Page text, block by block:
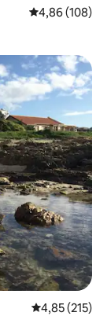
Évaluation
4,86 (108)
Évaluation
4,85 (215)